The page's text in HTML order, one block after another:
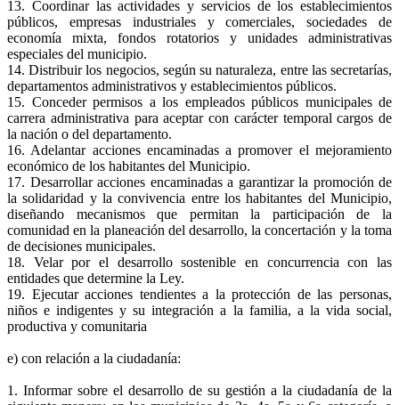
13. Coordinar las actividades y servicios de los establecimientos
públicos, empresas industriales y comerciales, sociedades de
economía mixta, fondos rotatorios y unidades administrativas
especiales del municipio.
14. Distribuir los negocios, según su naturaleza, entre las secretarías,
departamentos administrativos y establecimientos públicos.
15. Conceder permisos a los empleados públicos municipales de
carrera administrativa para aceptar con carácter temporal cargos de
la nación o del departamento.
16. Adelantar acciones encaminadas a promover el mejoramiento
económico de los habitantes del Municipio.
17. Desarrollar acciones encaminadas a garantizar la promoción de
la solidaridad y la convivencia entre los habitantes del Municipio,
diseñando mecanismos que permitan la participación de la
comunidad en la planeación del desarrollo, la concertación y la toma
de decisiones municipales.
18. Velar por el desarrollo sostenible en concurrencia con las
entidades que determine la Ley.
19. Ejecutar acciones tendientes a la protección de las personas,
niños e indigentes y su integración a la familia, a la vida social,
productiva y comunitaria
e) con relación a la ciudadanía:
1. Informar sobre el desarrollo de su gestión a la ciudadanía de la